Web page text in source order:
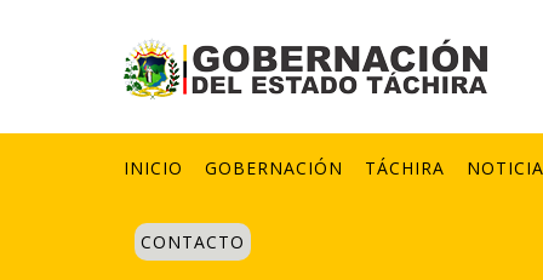
INICIO GOBERNACIÓN TÁCHIRA
CONTACTO